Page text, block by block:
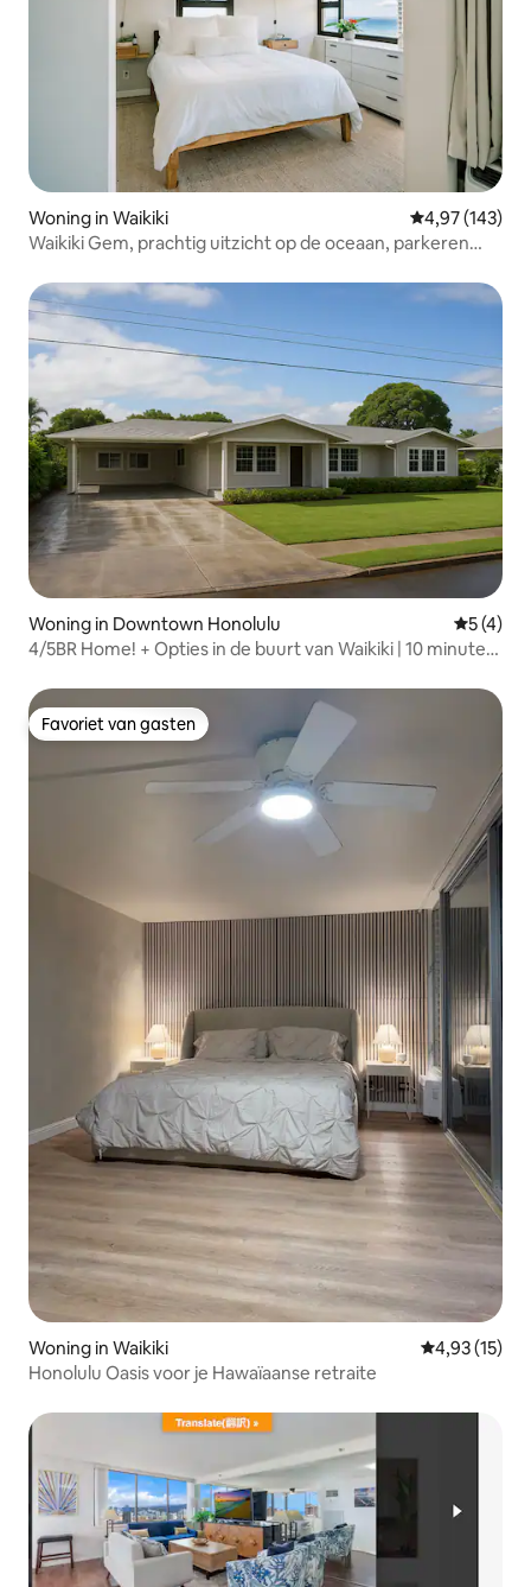
Woning in Waikiki Gemiddelde
4,97 (143)
Waikiki Gem, prachtig uitzicht op de oceaan, parkeren
Woning in Downtown Honolulu
5 (4)
4/5BR Home! + Opties in de buurt van Waikiki | 10 minuten
Favoriet van gasten
Favoriet van gasten
Woning in Waikiki Gemiddelde
4,93 (15)
Honolulu Oasis voor je Hawaïaanse retraite